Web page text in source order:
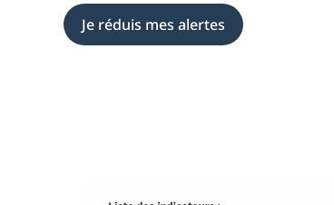
Je réduis mes alertes